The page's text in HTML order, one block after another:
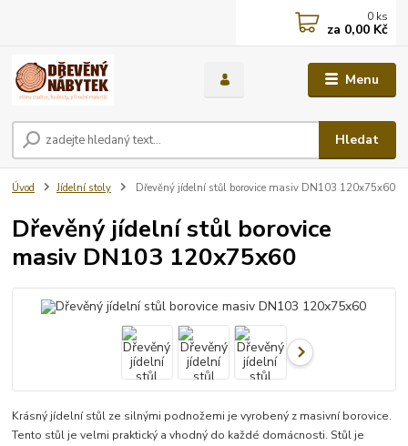
Menu
Hledat
0 ks
za 0,00 Kč
Úvod Jídelní stoly Dřevěný jídelní stůl borovice masiv DN103 120x75x60
Dřevěný jídelní stůl borovice
masiv DN103 120x75x60
Krásný jídelní stůl ze silnými podnožemi je vyrobený z masivní borovice.
Tento stůl je velmi praktický a vhodný do každé domácnosti. Stůl je